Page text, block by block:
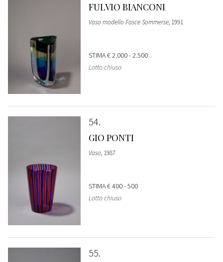
FULVIO BIANCONI
Vaso modello Fasce Sommerse, 1991
STIMA€ 2.000 - 2.500
Lotto chiuso
54
GIO PONTI
Vaso, 1987
STIMA€ 400 - 500
Lotto chiuso
55